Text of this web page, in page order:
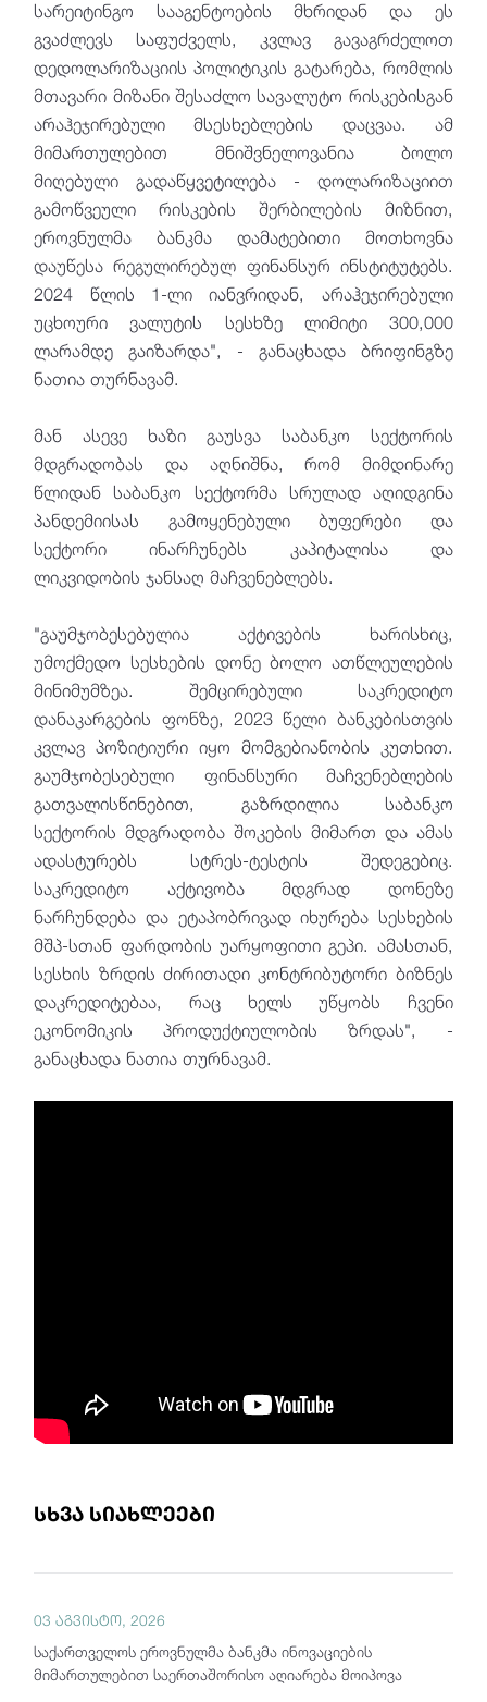
სარეიტინგო სააგენტოების მხრიდან და ეს
გვაძლევს საფუძველს, კვლავ გავაგრძელოთ
დედოლარიზაციის პოლიტიკის გატარება, რომლის
მთავარი მიზანი შესაძლო სავალუტო რისკებისგან
არაჰეჯირებული მსესხებლების დაცვაა. ამ
მიმართულებით მნიშვნელოვანია ბოლო
მიღებული გადაწყვეტილება - დოლარიზაციით
გამოწვეული რისკების შერბილების მიზნით,
ეროვნულმა ბანკმა დამატებითი მოთხოვნა
დაუწესა რეგულირებულ ფინანსურ ინსტიტუტებს.
2024 წლის 1-ლი იანვრიდან, არაჰეჯირებული
უცხოური ვალუტის სესხზე ლიმიტი 300,000
ლარამდე გაიზარდა", - განაცხადა ბრიფინგზე
ნათია თურნავამ.
მან ასევე ხაზი გაუსვა საბანკო სექტორის
მდგრადობას და აღნიშნა, რომ მიმდინარე
წლიდან საბანკო სექტორმა სრულად აღიდგინა
პანდემიისას გამოყენებული ბუფერები და
სექტორი ინარჩუნებს კაპიტალისა და
ლიკვიდობის ჯანსაღ მაჩვენებლებს.
"გაუმჯობესებულია აქტივების ხარისხიც,
უმოქმედო სესხების დონე ბოლო ათწლეულების
მინიმუმზეა. შემცირებული საკრედიტო
დანაკარგების ფონზე, 2023 წელი ბანკებისთვის
კვლავ პოზიტიური იყო მომგებიანობის კუთხით.
გაუმჯობესებული ფინანსური მაჩვენებლების
გათვალისწინებით, გაზრდილია საბანკო
სექტორის მდგრადობა შოკების მიმართ და ამას
ადასტურებს სტრეს-ტესტის შედეგებიც.
საკრედიტო აქტივობა მდგრად დონეზე
ნარჩუნდება და ეტაპობრივად იხურება სესხების
მშპ-სთან ფარდობის უარყოფითი გეპი. ამასთან,
სესხის ზრდის ძირითადი კონტრიბუტორი ბიზნეს
დაკრედიტებაა, რაც ხელს უწყობს ჩვენი
ეკონომიკის პროდუქტიულობის ზრდას", -
განაცხადა ნათია თურნავამ.
სხვა სიახლეები
03 აგვისტო, 2026
საქართველოს ეროვნულმა ბანკმა ინოვაციების
მიმართულებით საერთაშორისო აღიარება მოიპოვა